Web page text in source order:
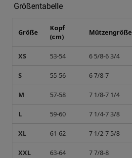
Größentabelle
Größe
Kopf
(cm)
Mützengröße
XS 53-54 6 5/8-6 3/4
S 55-56 6 7/8-7
M 57-58 7 1/8-7 1/4
L 59-60 7 1/4-7 3/8
XL 61-62 7 1/2-7 5/8
XXL 63-64 7 7/8-8